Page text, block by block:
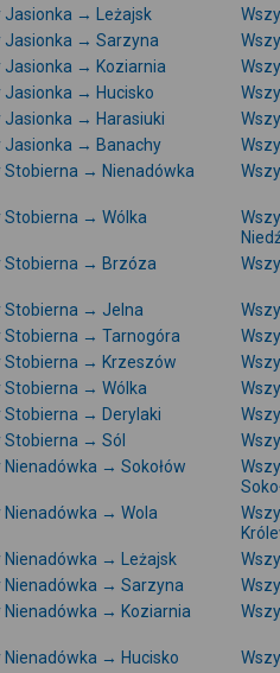
Jasionka → Leżajsk
Jasionka → Sarzyna
Jasionka → Koziarnia
Jasionka → Hucisko
Jasionka → Harasiuki
Jasionka → Banachy
Stobierna → Nienadówka
Stobierna → Wólka
Stobierna → Brzóza
Stobierna → Jelna
Stobierna → Tarnogóra
Stobierna → Krzeszów
Stobierna → Wólka
Stobierna → Derylaki
Stobierna → Sól
→ Sokołów
Nienadówka → Wola
Nienadówka → Leżajsk
Nienadówka → Sarzyna
Nienadówka → Koziarnia
Nienadówka → Hucisko